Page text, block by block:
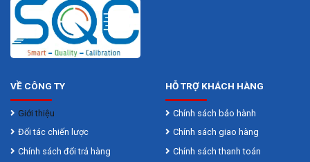
VỀ CÔNG TY
Giới thiệu
Đối tác chiến lược
Chính sách đổi trả hàng
HỖ TRỢ KHÁCH HÀNG
Chính sách bảo hành
Chính sách giao hàng
Chính sách thanh toán